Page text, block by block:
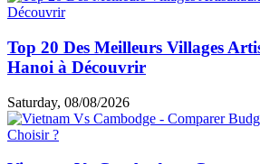
personne.
Guide voyage par thème
Choses à faire & à voir
Cuisine & café
Top hébergements